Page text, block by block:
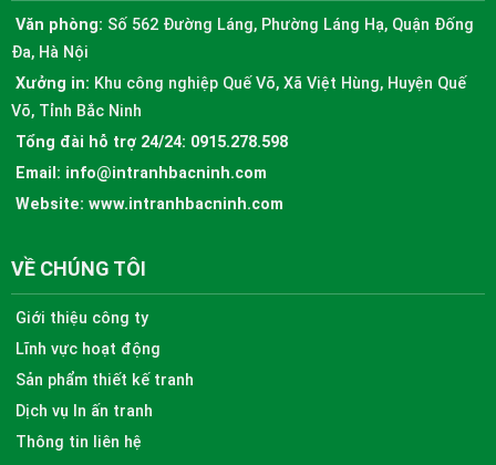
Văn phòng: Số 562 Đường Láng, Phường Láng Hạ, Quận Đống
Đa, Hà Nội
Xưởng in: Khu công nghiệp Quế Võ, Xã Việt Hùng, Huyện Quế
Võ, Tỉnh Bắc Ninh
Tổng đài hỗ trợ 24/24: 0915.278.598
Email: info@intranhbacninh.com
Website: www.intranhbacninh.com
VỀ CHÚNG TÔI
Giới thiệu công ty
Lĩnh vực hoạt động
Sản phẩm thiết kế tranh
Dịch vụ In ấn tranh
Thông tin liên hệ